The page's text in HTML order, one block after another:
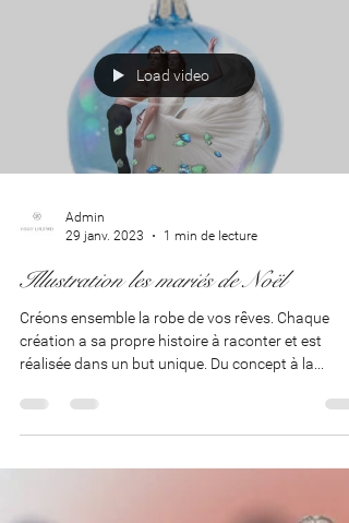
Load video
Admin
1 min de lecture
Illustration les mariés de Noël
Créons ensemble la robe de vos rêves. Chaque
création a sa propre histoire à raconter et est